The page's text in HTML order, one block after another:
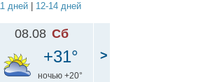
дней 12-14 дней
08.08 Сб
+31°
ночью +20°
>